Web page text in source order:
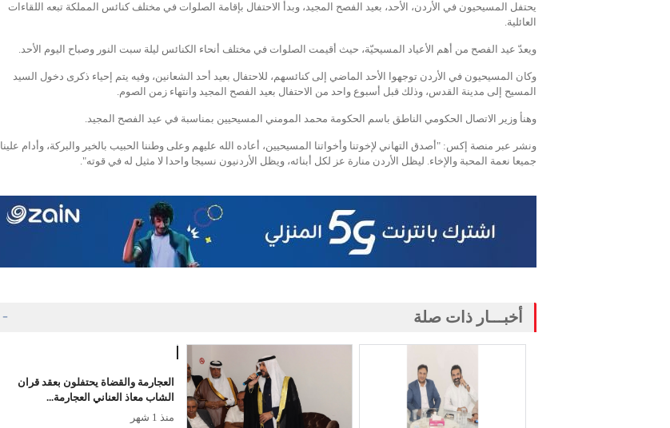
يحتفل المسيحيون في الأردن، الأحد، بعيد الفصح المجيد، وبدأ الاحتفال بإقامة الصلوات في مختلف كنائس المملكة تبعه اللقاءات
العائلية.
ويعدّ عيد الفصح من أهم الأعياد المسيحيّة، حيث أقيمت الصلوات في مختلف أنحاء الكنائس ليلة سبت النور وصباح اليوم الأحد.
وكان المسيحيون في الأردن توجهوا الأحد الماضي إلى كنائسهم، للاحتفال بعيد أحد الشعانين، وفيه يتم إحياء ذكرى دخول السيد
المسيح إلى مدينة القدس، وذلك قبل أسبوع واحد من الاحتفال بعيد الفصح المجيد وانتهاء زمن الصوم.
وهنأ وزير الاتصال الحكومي الناطق باسم الحكومة محمد المومني المسيحيين بمناسبة في عيد الفصح المجيد.
ونشر عبر منصة إكس: "أصدق التهاني لإخوتنا وأخواتنا المسيحيين، أعاده الله عليهم وعلى وطننا الحبيب بالخير والبركة، وأدام علينا
جميعا نعمة المحبة والإخاء. ليظل الأردن منارة عز لكل أبنائه، ويظل الأردنيون نسيجا واحدا لا مثيل له في قوته".
أخبـــار ذات صلة
العجارمة والقضاة يحتفلون بعقد قران
الشاب معاذ العناني العجارمة...
منذ 1 شهر